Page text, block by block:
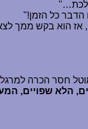
…
"
הדבר כל הזמן!"
הוא בקש ממך
חסר הכרה
הלא שפויים,